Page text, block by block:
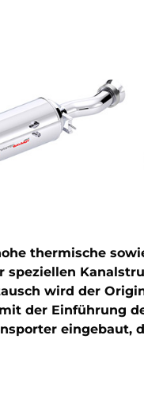
thermische
speziellen
wird der
der Einführung
eingebaut,